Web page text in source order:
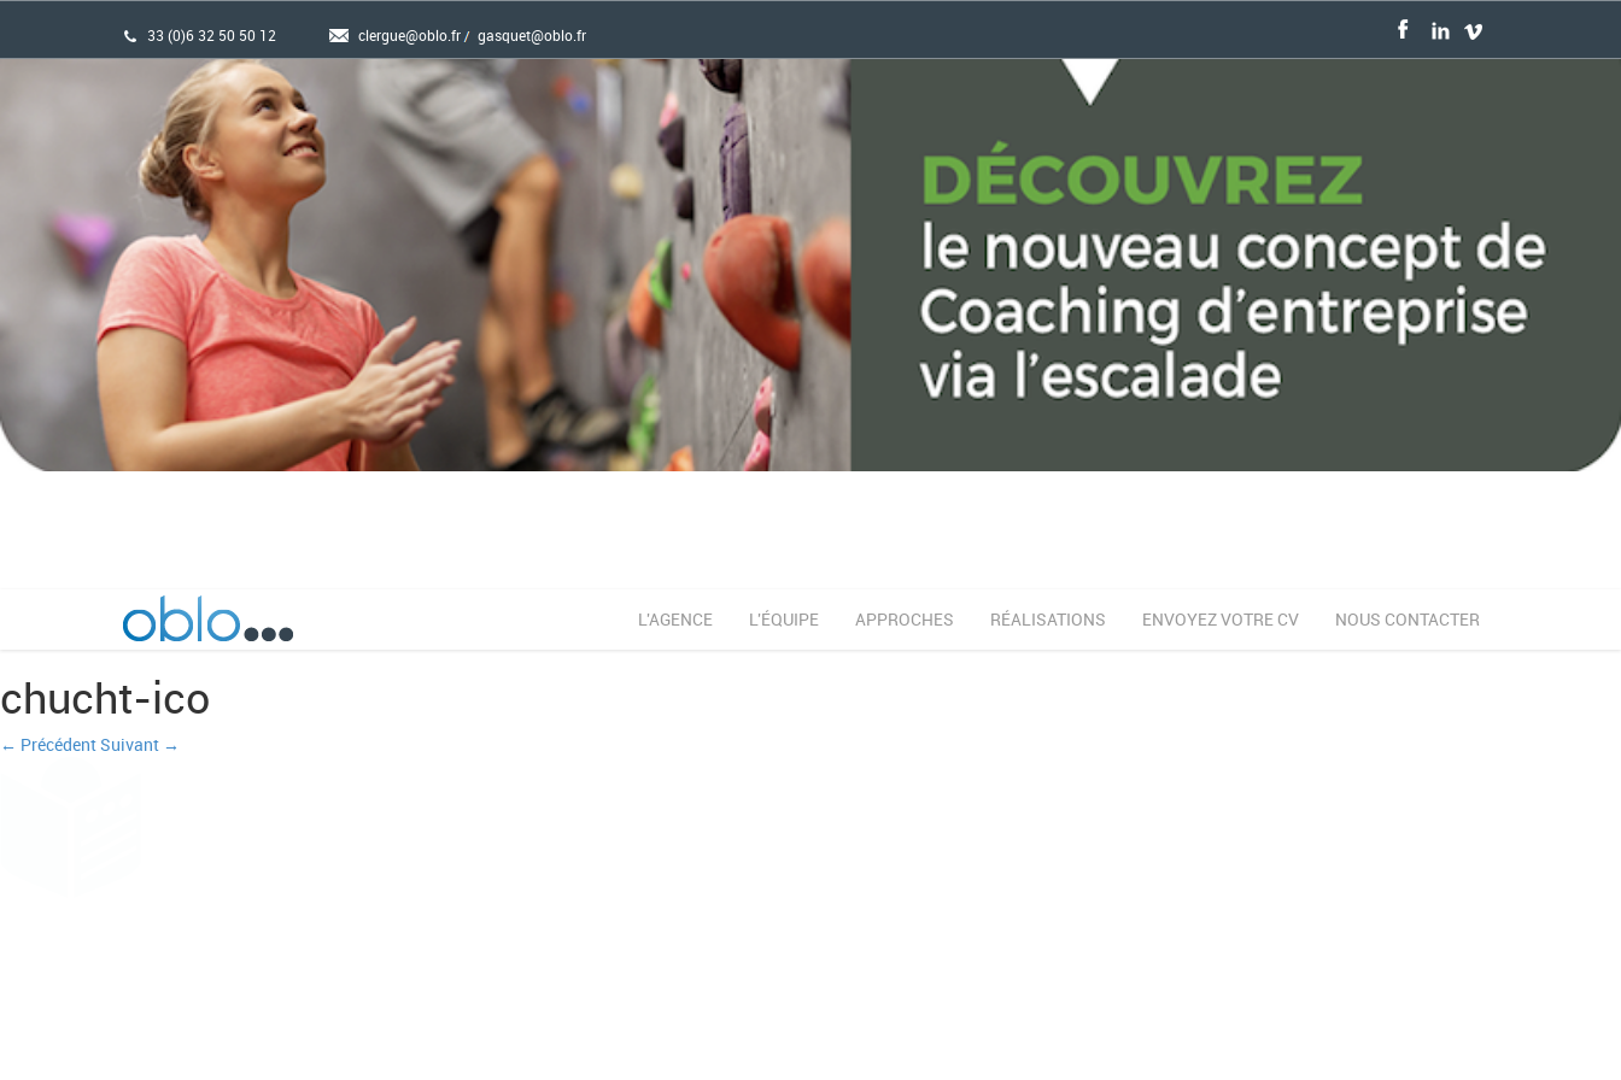
33 (0)6 32 50 50 12 clergue@oblo.fr gasquet@oblo.fr
L'AGENCE L'ÉQUIPE APPROCHES RÉALISATIONS ENVOYEZ VOTRE CV NOUS CONTACTER
chucht-ico
← PrécédentSuivant →